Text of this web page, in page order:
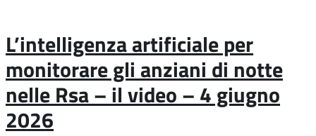
L’intelligenza artificiale per
monitorare gli anziani di notte
nelle Rsa – il video – 4 giugno
2026